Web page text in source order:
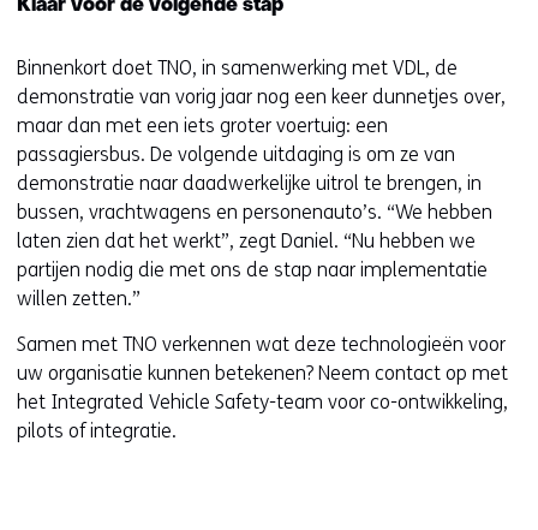
Klaar voor de volgende stap
Binnenkort doet TNO, in samenwerking met VDL, de
demonstratie van vorig jaar nog een keer dunnetjes over,
maar dan met een iets groter voertuig: een
passagiersbus. De volgende uitdaging is om ze van
demonstratie naar daadwerkelijke uitrol te brengen, in
bussen, vrachtwagens en personenauto’s. “We hebben
laten zien dat het werkt”, zegt Daniel. “Nu hebben we
partijen nodig die met ons de stap naar implementatie
willen zetten.”
Samen met TNO verkennen wat deze technologieën voor
uw organisatie kunnen betekenen? Neem contact op met
het Integrated Vehicle Safety-team voor co-ontwikkeling,
pilots of integratie.